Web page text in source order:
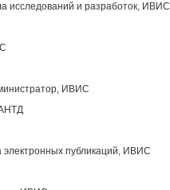
исследований и разработок, ИВИС
ИВИС
электронных публикаций, ИВИС